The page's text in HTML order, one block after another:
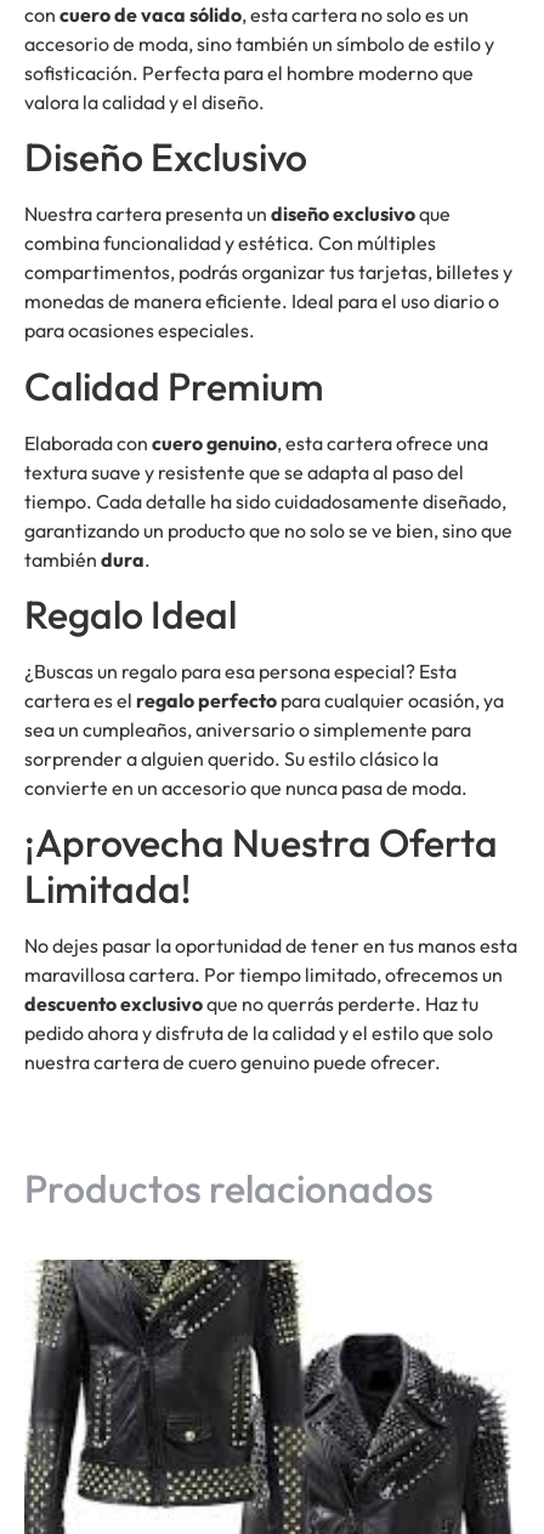
con cuero de vaca sólido, esta cartera no solo es un
accesorio de moda, sino también un símbolo de estilo y
sofisticación. Perfecta para el hombre moderno que
valora la calidad y el diseño.
Diseño Exclusivo
Nuestra cartera presenta un diseño exclusivoque
combina funcionalidad y estética. Con múltiples
compartimentos, podrás organizar tus tarjetas, billetes y
monedas de manera eficiente. Ideal para el uso diario o
para ocasiones especiales.
Calidad Premium
Elaborada con cuero genuino, esta cartera ofrece una
textura suave y resistente que se adapta al paso del
tiempo. Cada detalle ha sido cuidadosamente diseñado,
garantizando un producto que no solo se ve bien, sino que
también dura.
Regalo Ideal
¿Buscas un regalo para esa persona especial? Esta
cartera es el regalo perfecto para cualquier ocasión, ya
sea un cumpleaños, aniversario o simplemente para
sorprender a alguien querido. Su estilo clásico la
convierte en un accesorio que nunca pasa de moda.
¡Aprovecha Nuestra Oferta
Limitada!
No dejes pasar la oportunidad de tener en tus manos esta
maravillosa cartera. Por tiempo limitado, ofrecemos un
descuento exclusivoque no querrás perderte. Haz tu
pedido ahora y disfruta de la calidad y el estilo que solo
nuestra cartera de cuero genuino puede ofrecer.
Productos relacionados